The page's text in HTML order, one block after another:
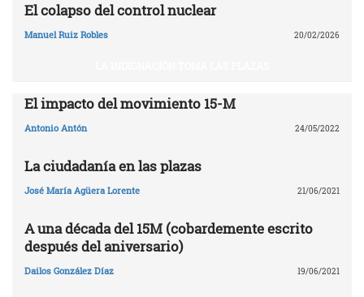
El colapso del control nuclear
Manuel Ruiz Robles 20/02/2026
El impacto del movimiento 15-M
Antonio Antón 24/05/2022
La ciudadanía en las plazas
José María Agüera Lorente 21/06/2021
A una década del 15M (cobardemente escrito
después del aniversario)
Dailos González Díaz 19/06/2021